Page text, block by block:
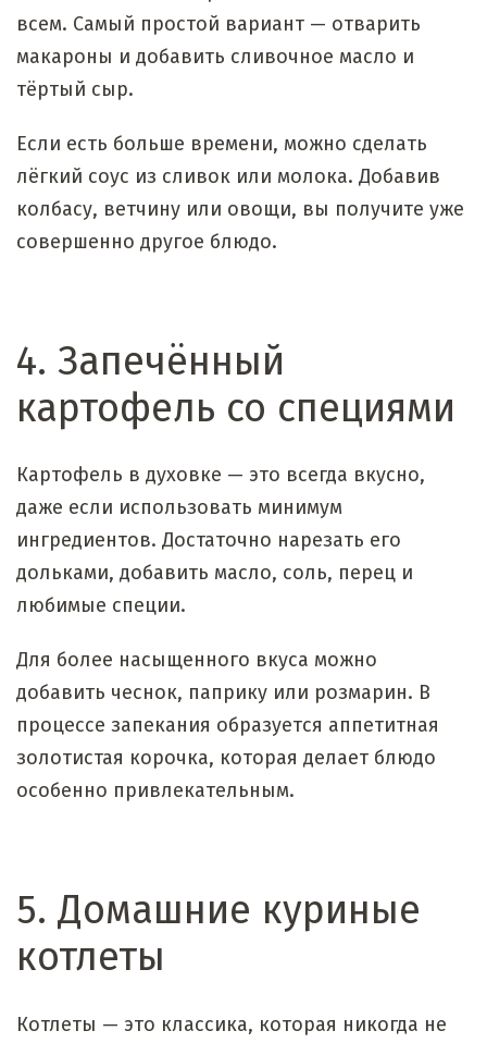
всем. Самый простой вариант — отварить
макароны и добавить сливочное масло и
тёртый сыр.
Если есть больше времени, можно сделать
лёгкий соус из сливок или молока. Добавив
колбасу, ветчину или овощи, вы получите уже
совершенно другое блюдо.
4. Запечённый
картофель со специями
Картофель в духовке — это всегда вкусно,
даже если использовать минимум
ингредиентов. Достаточно нарезать его
дольками, добавить масло, соль, перец и
любимые специи.
Для более насыщенного вкуса можно
добавить чеснок, паприку или розмарин. В
процессе запекания образуется аппетитная
золотистая корочка, которая делает блюдо
особенно привлекательным.
5. Домашние куриные
котлеты
Котлеты — это классика, которая никогда не